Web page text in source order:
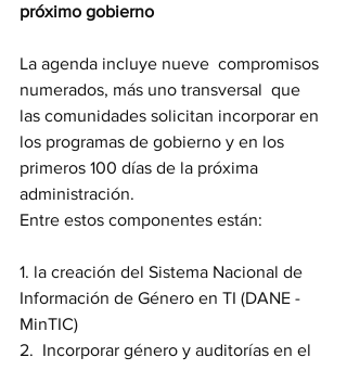
próximo gobierno
La agenda incluye nueve  compromisos
numerados, más uno transversal  que
las comunidades solicitan incorporar en
los programas de gobierno y en los
primeros 100 días de la próxima
administración.
Entre estos componentes están:
1. la creación del Sistema Nacional de
Información de Género en TI (DANE -
MinTIC)
2.  Incorporar género y auditorías en el